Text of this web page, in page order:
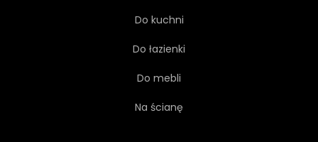
Do kuchni
Do łazienki
Do mebli
Na ścianę